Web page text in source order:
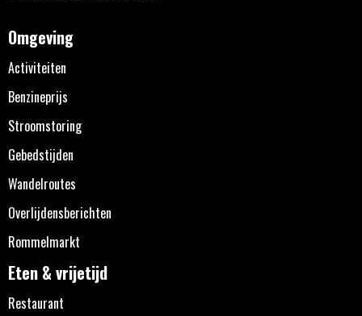
Omgeving
Activiteiten
Benzineprijs
Stroomstoring
Gebedstijden
Wandelroutes
Overlijdensberichten
Rommelmarkt
Eten & vrijetijd
Restaurant